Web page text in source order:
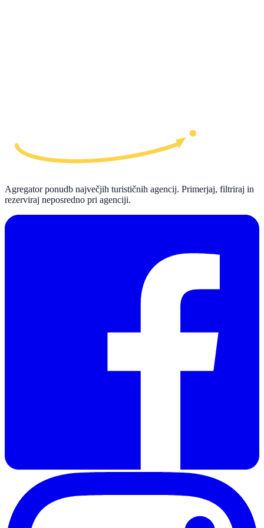
Agregator ponudb največjih turističnih agencij. Primerjaj, filtriraj in
rezerviraj neposredno pri agenciji.